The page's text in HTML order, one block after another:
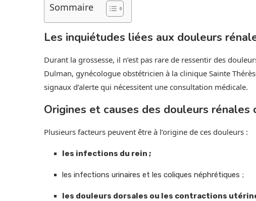
Sommaire
Les inquiétudes liées aux douleurs
Durant la grossesse, il n’est pas rare de ressentir des
Dulman, gynécologue obstétricien à la clinique Sainte
signaux d’alerte qui nécessitent une consultation médicale.
Origines et causes des douleurs
Plusieurs facteurs peuvent être à l’origine de ces douleurs :
les infections du rein ;
les infections urinaires et les coliques néphrétiques ;
les douleurs dorsales ou les contractions